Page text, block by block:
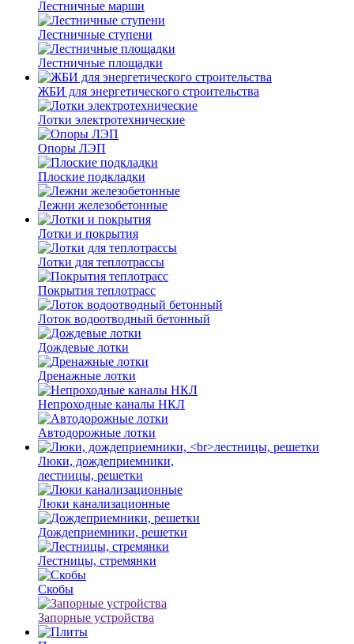
Лестничные марши
Лестничные ступени
Лестничные площадки
ЖБИ для энергетического строительства
Лотки электротехнические
Опоры ЛЭП
Плоские подкладки
Лежни железобетонные
Лотки и покрытия
Лотки для теплотрассы
Покрытия теплотрасс
Лоток водоотводный бетонный
Дождевые лотки
Дренажные лотки
Непроходные каналы НКЛ
Автодорожные лотки
Люки, дождеприемники,
лестницы, решетки
Люки канализационные
Дождеприемники, решетки
Лестницы, стремянки
Скобы
Запорные устройства